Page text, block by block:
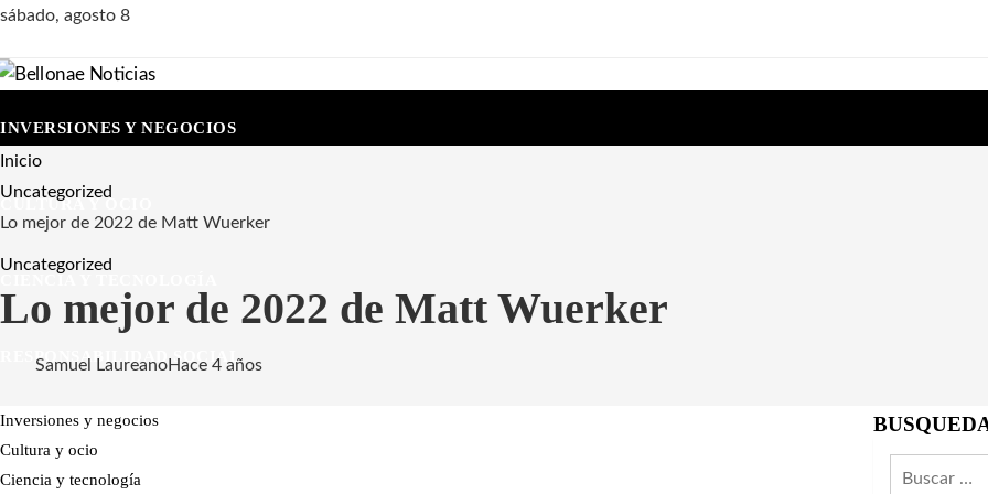
sábado, agosto 8
INVERSIONES Y NEGOCIOS
CULTURA Y OCIO
RESPONSABILIDAD SOCIAL
Inversiones y negocios
Cultura y ocio
Ciencia y tecnología
Inicio
Uncategorized
Lo mejor de 2022 de Matt Wuerker
Uncategorized
Lo mejor de 2022 de Matt Wuerker
Samuel LaureanoHace 4 años
Buscar: